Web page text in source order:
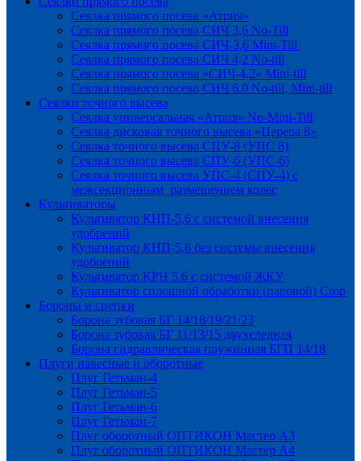
Сеялка прямого посева «Атрия»
Сеялка прямого посева СИЧ 3,6 No-Till
Сеялка прямого посева СИЧ-3,6 Mini-Till
Сеялка прямого посева СИЧ 4,2 No-till
Сеялка прямого посева «СИЧ-4,2» Mini-till
Сеялка прямого посева СИЧ 6.0 No-till, Mini-till
Сеялки точного высева
Сеялка универсальная «Атрия» No-Mini-Till
Сеялка дисковая точного высева «Церера 8»
Сеялка точного высева СПУ-8 (УПС 8)
Сеялка точного высева СПУ-6 (УПС-6)
Сеялка точного высева УПС-4 (СПУ-4) с
межсекционным размещением колес
Культиваторы
Культиватор КНП-5,6 с системой внесения
удобрений
Культиватор КНП-5,6 без системы внесения
удобрений
Культиватор КРН 5.6 с системой ЖКУ
Культиватор сплошной обработки (паровой) Crop
Бороны и сцепки
Борона зубовая БГ 14/18/19/21/23
Борона зубовая БГ 11/13/15 двухследная
Борона гидравлическая пружинная БГП 14/18
Плуги навесные и оборотные
Плуг Гетьман-4
Плуг Гетьман-5
Плуг Гетьман-6
Плуг Гетьман-7
Плуг оборотный ОПТИКОН Мастер А3
Плуг оборотный ОПТИКОН Мастер А4